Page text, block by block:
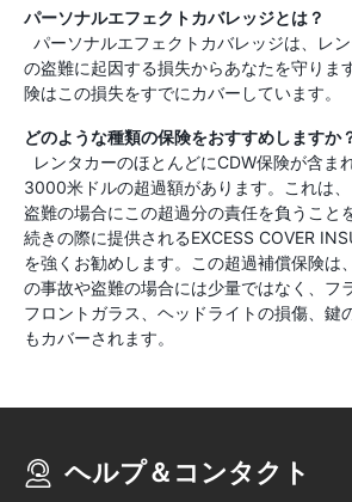
パーソナルエフェクトカバレッジとは？
パーソナルエフェクトカバレッジは、レ
の盗難に起因する損失からあなたを守りま
険はこの損失をすでにカバーしています。
どのような種類の保険をおすすめしますか
レンタカーのほとんどにCDW保険が含ま
3000米ドルの超過額があります。これは
盗難の場合にこの超過分の責任を負うこと
続きの際に提供されるEXCESS COVER
を強くお勧めします。この超過補償保険は
の事故や盗難の場合には少量ではなく、フ
フロントガラス、ヘッドライトの損傷、鍵
もカバーされます。
ヘルプ＆コンタクト